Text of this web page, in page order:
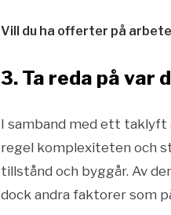
Vill du ha offerter på
3. Ta reda på var
I samband med ett taklyft
regel komplexiteten och
tillstånd och byggår. Av
dock andra faktorer som